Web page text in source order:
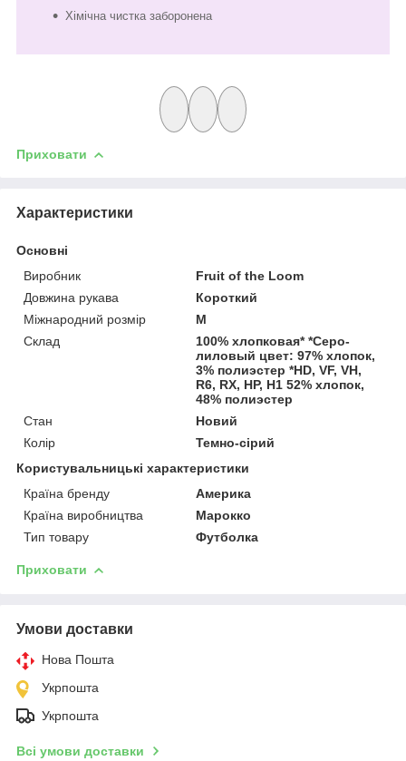
Хімічна чистка заборонена
Приховати
Характеристики
Основні
Виробник
Fruit of the Loom
Довжина рукава
Короткий
Міжнародний розмір
M
Склад
100% хлопковая* *Серо-
лиловый цвет: 97% хлопок,
3% полиэстер *HD, VF, VH,
R6, RX, HP, H1 52% хлопок,
48% полиэстер
Стан
Новий
Колір
Темно-сірий
Користувальницькі характеристики
Країна бренду
Америка
Країна виробництва
Марокко
Тип товару
Футболка
Приховати
Умови доставки
Нова Пошта
Укрпошта
Укрпошта
Всі умови доставки